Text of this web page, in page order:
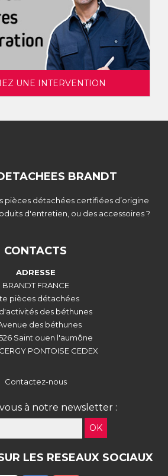
UNE INTERVENTION
BRANDT
pièces détachées certifiées d’origine
d'entretien, ou des accessoires ?
CONTACTS
ADRESSE
BRANDT FRANCE
pièces détachées
des béthunes
des béthunes
Saint ouen l'aumône
PONTOISE CEDEX
Contactez-nous
à notre newsletter :
OK
LES RESEAUX SOCIAUX